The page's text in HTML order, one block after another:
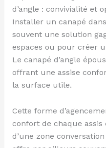
d’angle : convivialité et
Installer un canapé
souvent une solution
espaces ou pour créer
Le canapé d’angle
offrant une assise
la surface utile.
Cette forme
confort de chaque
d’une zone